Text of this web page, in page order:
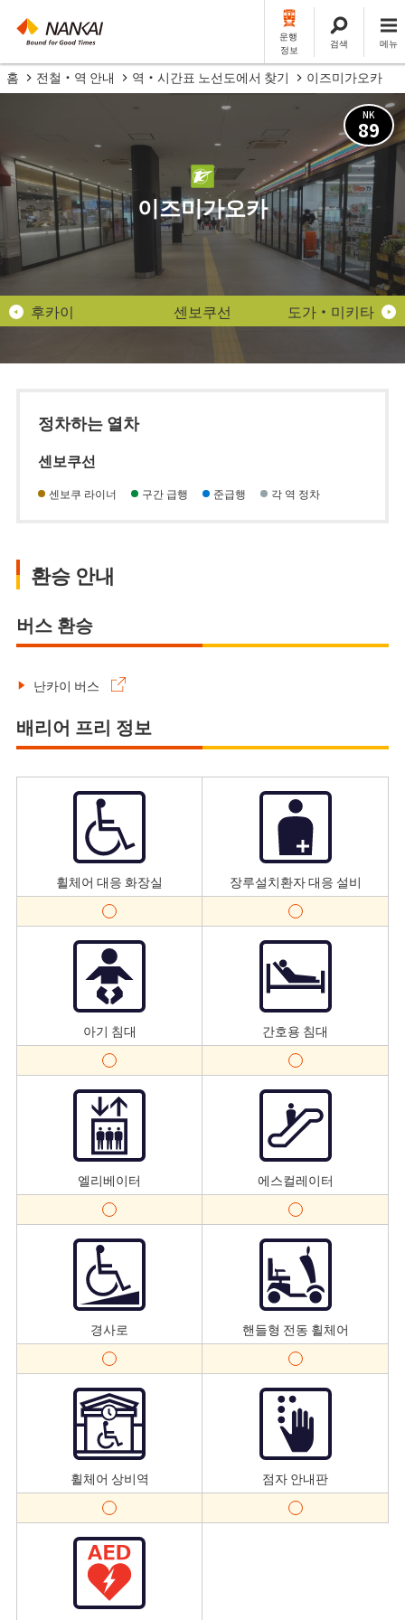
운행
정보
검색 메뉴
홈 전철・역 안내 역・시간표 노선도에서 찾기 이즈미가오카
NK
89
이즈미가오카
후카이 센보쿠선 도가・미키타
정차하는 열차
센보쿠선
센보쿠 라이너 구간 급행 준급행 각 역 정차
환승 안내
버스 환승
난카이 버스
배리어 프리 정보
휠체어 대응 화장실 장루설치환자 대응 설비
아기 침대 간호용 침대
엘리베이터 에스컬레이터
경사로 핸들형 전동 휠체어
휠체어 상비역 점자 안내판